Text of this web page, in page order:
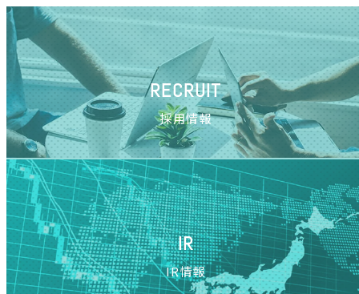
RECRUIT
採用情報
IR
IR情報